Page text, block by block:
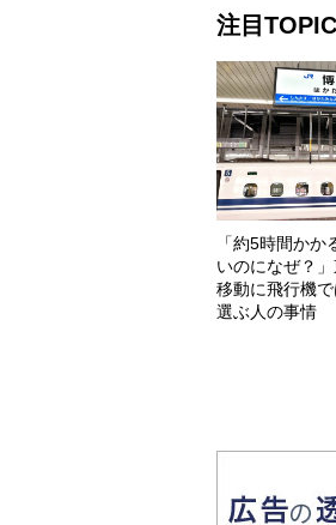
注目TOPIC
「約5時間かか
いのになぜ？
移動に飛行機
選ぶ人の事情